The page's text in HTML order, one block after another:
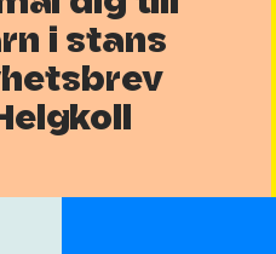
i stans
Helgkoll